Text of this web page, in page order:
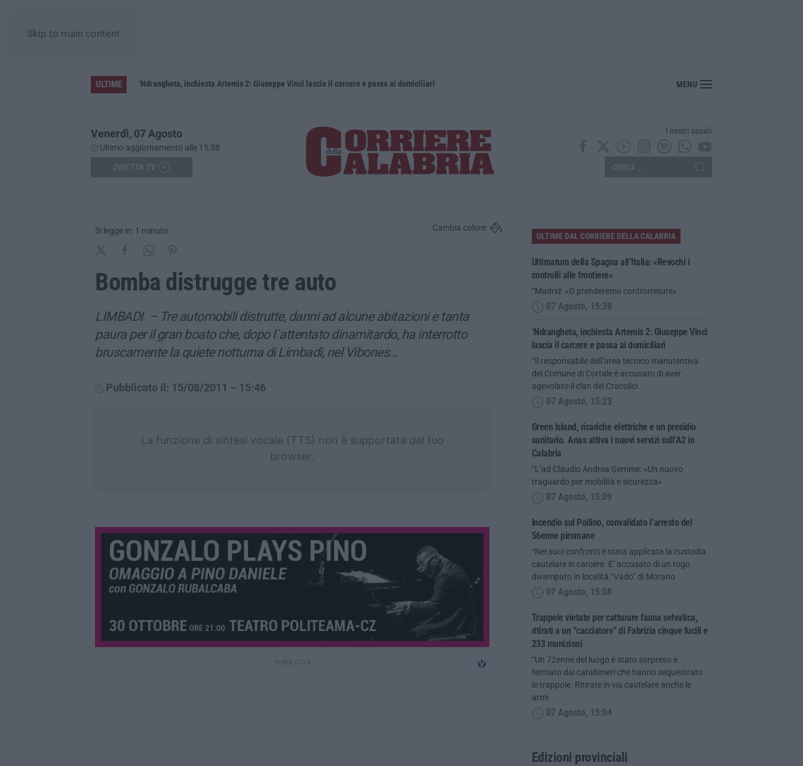
Skip to main content
ULTIME ‘Ndrangheta, inchiesta Artemis 2: Giuseppe Vinci lascia il carcere e passa ai domiciliari MENU
Venerdì, 07 Agosto
Ultimo aggiornamento alle 15:38
I nostri canali
Si legge in: 1 minuto Cambia colore:
Bomba distrugge tre auto
LIMBADI – Tre automobili distrutte, danni ad alcune abitazioni e tanta
paura per il gran boato che, dopo l`attentato dinamitardo, ha interrotto
bruscamente la quiete notturna di Limbadi, nel Vibones…
Pubblicato il: 15/08/2011 – 15:46
La funzione di sintesi vocale (TTS) non è supportata dal tuo
browser.
ULTIME DAL CORRIERE DELLA CALABRIA
Ultimatum della Spagna all’Italia: «Revochi i
controlli alle frontiere»
“Madrid: «O prenderemo contromisure»
07 Agosto, 15:38
‘Ndrangheta, inchiesta Artemis 2: Giuseppe Vinci
lascia il carcere e passa ai domiciliari
“Il responsabile dell’area tecnico manutentiva
del Comune di Cortale è accusato di aver
agevolato il clan dei Cracolici
07 Agosto, 15:23
Green Island, ricariche elettriche e un presidio
sanitario. Anas attiva i nuovi servizi sull’A2 in
Calabria
“L’ad Claudio Andrea Gemme: «Un nuovo
traguardo per mobilità e sicurezza»
07 Agosto, 15:09
Incendio sul Pollino, convalidato l’arresto del
56enne piromane
“Nei suoi confronti è stata applicata la custodia
cautelare in carcere. E’ accusato di un rogo
divampato in località “Vado” di Morano
07 Agosto, 15:08
Trappole vietate per catturare fauna selvatica,
ritirati a un “cacciatore” di Fabrizia cinque fucili e
233 munizioni
“Un 72enne del luogo è stato sorpreso e
fermato dai carabinieri che hanno sequestrato
le trappole. Ritirate in via cautelare anche le
armi
07 Agosto, 15:04
Edizioni provinciali